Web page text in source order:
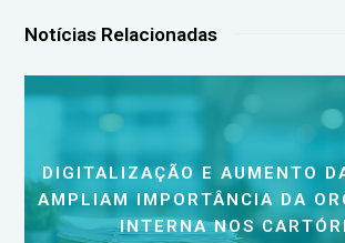
Notícias Relacionadas
DIGITALIZAÇÃO E AUMENTO
AMPLIAM IMPORTÂNCIA DA
INTERNA NOS